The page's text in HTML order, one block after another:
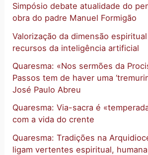
Simpósio debate atualidade do
obra do padre Manuel Formigão
Valorização da dimensão
recursos da inteligência artificial
Quaresma: «Nos sermões da
Passos tem de haver uma
José Paulo Abreu
Quaresma: Via-sacra é
com a vida do crente
Quaresma: Tradições na
ligam vertentes espiritual,